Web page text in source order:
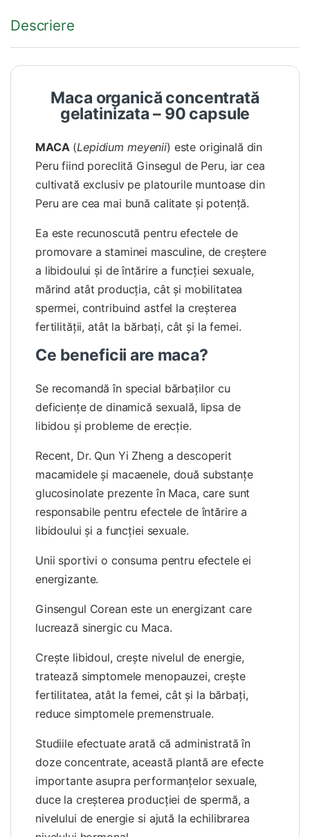
Descriere
Maca organică concentrată
gelatinizata – 90 capsule
MACA (Lepidium meyenii) este originală din
Peru fiind poreclită Ginsegul de Peru, iar cea
cultivată exclusiv pe platourile muntoase din
Peru are cea mai bună calitate şi potenţă.
Ea este recunoscută pentru efectele de
promovare a staminei masculine, de creştere
a libidoului şi de întărire a funcţiei sexuale,
mărind atât producţia, cât şi mobilitatea
spermei, contribuind astfel la creşterea
fertilităţii, atât la bărbaţi, cât şi la femei.
Ce beneficii are maca?
Se recomandă în special bărbaţilor cu
deficienţe de dinamică sexuală, lipsa de
libidou şi probleme de erecţie.
Recent, Dr. Qun Yi Zheng a descoperit
macamidele şi macaenele, două substanţe
glucosinolate prezente în Maca, care sunt
responsabile pentru efectele de întărire a
libidoului şi a funcţiei sexuale.
Unii sportivi o consuma pentru efectele ei
energizante.
Ginsengul Corean este un energizant care
lucrează sinergic cu Maca.
Creşte libidoul, crește nivelul de energie,
tratează simptomele menopauzei, creşte
fertilitatea, atât la femei, cât şi la bărbați,
reduce simptomele premenstruale.
Studiile efectuate arată că administrată în
doze concentrate, această plantă are efecte
importante asupra performanţelor sexuale,
duce la creşterea producţiei de spermă, a
nivelului de energie si ajută la echilibrarea